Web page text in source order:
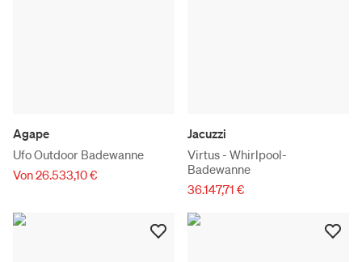
Agape
Ufo Outdoor Badewanne
Von 26.533,10 €
Jacuzzi
Virtus - Whirlpool-
Badewanne
36.147,71 €